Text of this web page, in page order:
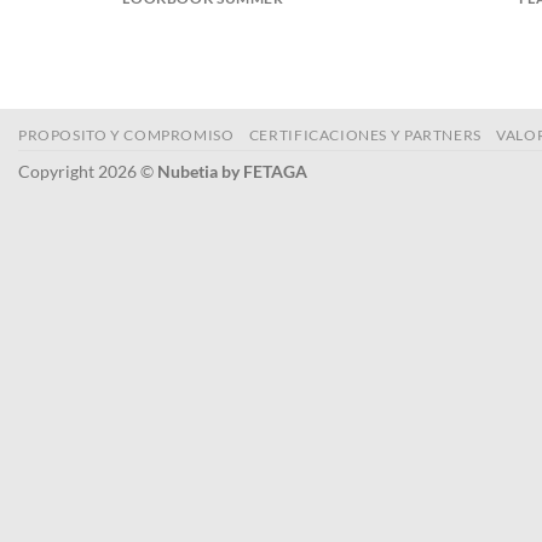
PROPOSITO Y COMPROMISO CERTIFICACIONES Y PARTNERS
Copyright 2026 © Nubetia by FETAGA